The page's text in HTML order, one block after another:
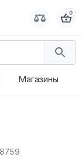
0
Магазины
0